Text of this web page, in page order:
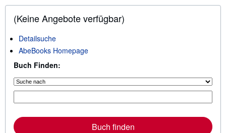
(Keine Angebote verfügbar)
Detailsuche
AbeBooks Homepage
Buch Finden:
Buch finden